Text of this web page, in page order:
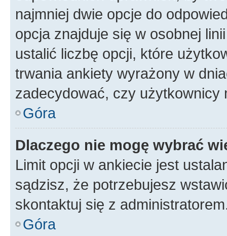
najmniej dwie opcje do
opcja znajduje się w osobnej
ustalić liczbę opcji, które
trwania ankiety wyrażony w
zadecydować, czy użytkownicy
Góra
Dlaczego nie mogę wybrać
Limit opcji w ankiecie jest
sądzisz, że potrzebujesz
skontaktuj się z
Góra